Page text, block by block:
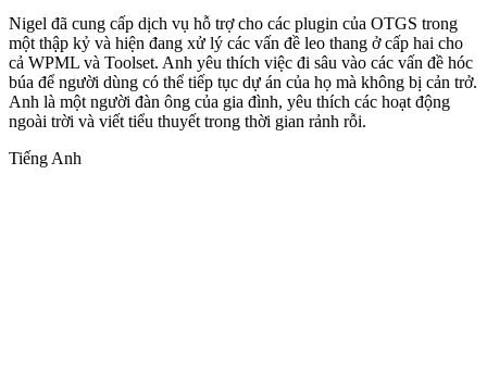
Nigel đã cung cấp dịch vụ hỗ trợ cho các plugin của OTGS trong
một thập kỷ và hiện đang xử lý các vấn đề leo thang ở cấp hai cho
cả WPML và Toolset. Anh yêu thích việc đi sâu vào các vấn đề hóc
búa để người dùng có thể tiếp tục dự án của họ mà không bị cản trở.
Anh là một người đàn ông của gia đình, yêu thích các hoạt động
ngoài trời và viết tiểu thuyết trong thời gian rảnh rỗi.
Tiếng Anh